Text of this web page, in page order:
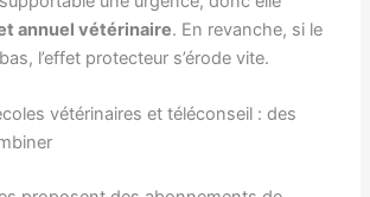
annuel vétérinaire. En revanche, si le
l’effet protecteur s’érode vite.
vétérinaires et téléconseil : des